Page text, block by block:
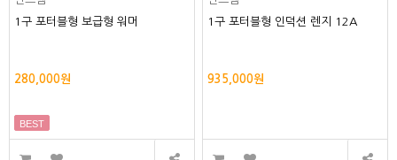
1구 포터블형 보급형 워머
280,000원
BEST
1구 포터블형 인덕션 렌지 12A
935,000원